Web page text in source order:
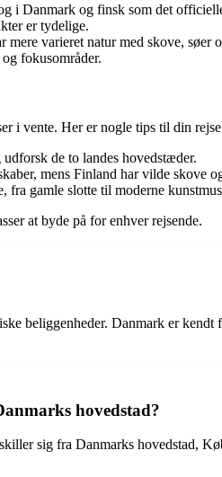
i Danmark og finsk som det
er tydelige.
varieret natur med skove, søer
fokusområder.
i vente. Her er nogle tips til din
de to landes hovedstæder.
mens Finland har vilde skove
gamle slotte til moderne
at byde på for enhver rejsende.
beliggenheder. Danmark er
hovedstad?
sig fra Danmarks hovedstad,